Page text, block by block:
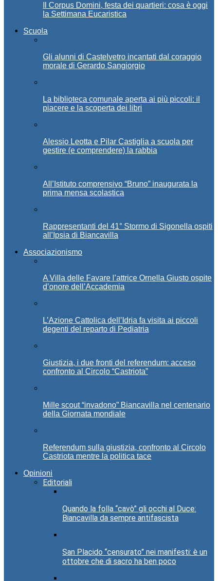
Il Corpus Domini, festa dei quartieri: cosa è oggi
la Settimana Eucaristica
Scuola
Gli alunni di Castelvetro incantati dal coraggio
morale di Gerardo Sangiorgio
La biblioteca comunale aperta ai più piccoli: il
piacere e la scoperta dei libri
Alessio Leotta e Pilar Castiglia a scuola per
gestire (e comprendere) la rabbia
All’Istituto comprensivo “Bruno” inaugurata la
prima mensa scolastica
Rappresentanti del 41° Stormo di Sigonella ospiti
all’Ipsia di Biancavilla
Associazionismo
A Villa delle Favare l’attrice Ornella Giusto ospite
d’onore dell’Accademia
L’Azione Cattolica dell’Idria fa visita ai piccoli
degenti del reparto di Pediatria
Giustizia, i due fronti del referendum: acceso
confronto al Circolo “Castriota”
Mille scout “invadono” Biancavilla nel centenario
della Giornata mondiale
Referendum sulla giustizia, confronto al Circolo
Castriota mentre la politica tace
Opinioni
Editoriali
Quando la folla “cavò” gli occhi al Duce:
Biancavilla da sempre antifascista
San Placido “censurato” nei manifesti: è un
ottobre che di sacro ha ben poco